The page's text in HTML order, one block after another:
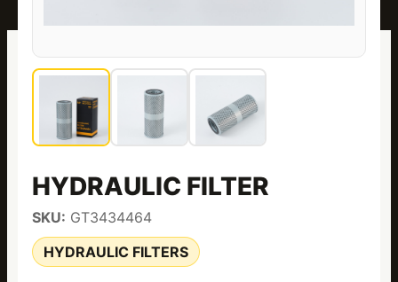
HYDRAULIC FILTER
SKU: GT3434464
HYDRAULIC FILTERS